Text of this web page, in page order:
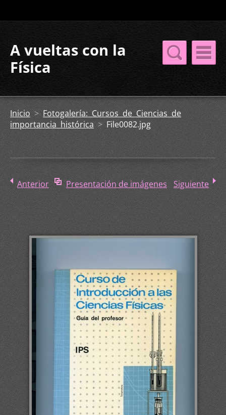
A vueltas con la
Física
Inicio > Fotogalería: Cursos de Ciencias de
importancia histórica > File0082.jpg
Anterior Presentación de imágenes Siguiente